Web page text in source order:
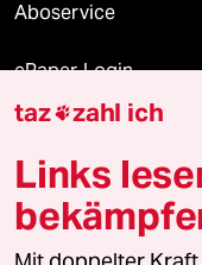
Aboservice
ePaper Login
Downloads für
© 2026 taz Verlags
Alle Rechte vorbehalten.
taz zahl ich
Links